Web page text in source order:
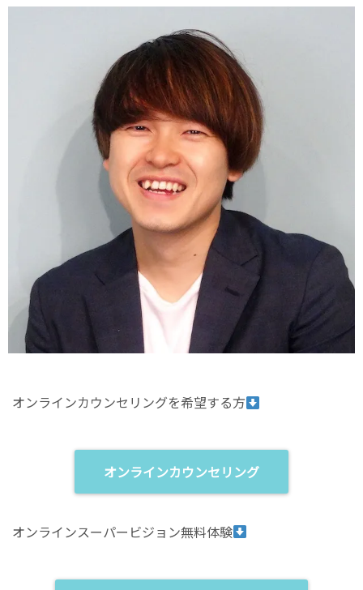
オンラインカウンセリングを希望する方
オンラインカウンセリング
オンラインスーパービジョン無料体験